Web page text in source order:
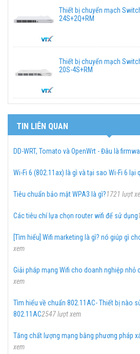
Thiết bị chuyển mạch
24S+2Q+RM
Thiết bị chuyển mạch
20S-4S+RM
TIN LIÊN QUAN
DD-WRT, Tomato và OpenWrt - Đâu là
Wi-Fi 6 (802.11ax) là gì và tại sao Wi-Fi 6 lại
Tiêu chuẩn bảo mật WPA3 là gì?1721 lượt
Các tiêu chí lựa chọn router wifi để sử dụng
[Tìm hiểu] Wifi marketing là gì? nó giúp gì
xem
Giải pháp mạng Wifi cho doanh nghiệp nhỏ
xem
Tìm hiểu về chuẩn 802.11AC- Thiết bị nào
802.11AC2547 lượt xem
Tăng chất lượng mạng bằng phương pháp
xem